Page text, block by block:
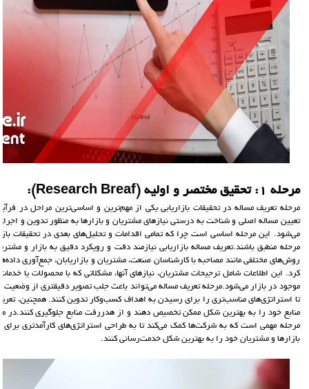
مرحله 1: تحقيق مختصر و اوليه (Research Breaf):
مرحله تعریف مساله در تحقیقات بازاریابی یکی از مهم‌ترین و اساسی‌ترین مراحل در
تعیین مساله اصلی و شناخت به درستی نیازهای مشتریان و بازارها به منظور تدوین و اجرای
می‌شود. این مرحله اساسی است چرا که تمامی اقدامات و تحلیل‌های بعدی در تحقیقات
مرحله منطبق باشند.تعریف مساله بازاریابی نیازمند دقت و رویکرد دقیق به بازار و
روش‌های مختلفی مانند مصاحبه با کارشناسان صنعت، مشتریان و بازاریابان، جمع‌آوری
کرد. این اطلاعات شامل ترجیحات مشتریان، نیازهای آنها، مشکلاتی که با محصولات یا
موجود در بازار می‌شود.مرحله تعریف مساله می‌تواند باعث جلب تصویر دقیقتری از وضعیت
تا استراتژی‌های مناسب‌تری را برای رسیدن به اهداف کسب‌وکار تدوین کنند. همچنین،
منابع خود را به بهترین شکل ممکن تخصیص دهند و از هدررفت منابع جلوگیری کنند.در
مرحله مهمی است که به شرکت‌ها کمک می‌کند تا به طراحی استراتژی‌های کارآمدتری
بازارها و مشتریان خود را به بهترین شکل خدمت‌رسانی کنند.